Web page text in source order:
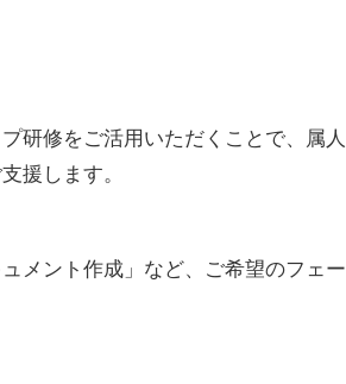
研修をご活用いただくことで、属人
援します。
メント作成」など、ご希望のフェー